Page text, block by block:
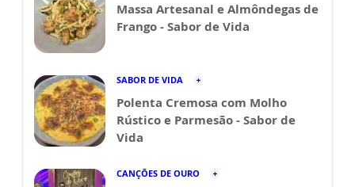
Massa Artesanal e Almôndegas de
Frango - Sabor de Vida
SABOR DE VIDA
Polenta Cremosa com Molho
Rústico e Parmesão - Sabor de
Vida
CANÇÕES DE OURO